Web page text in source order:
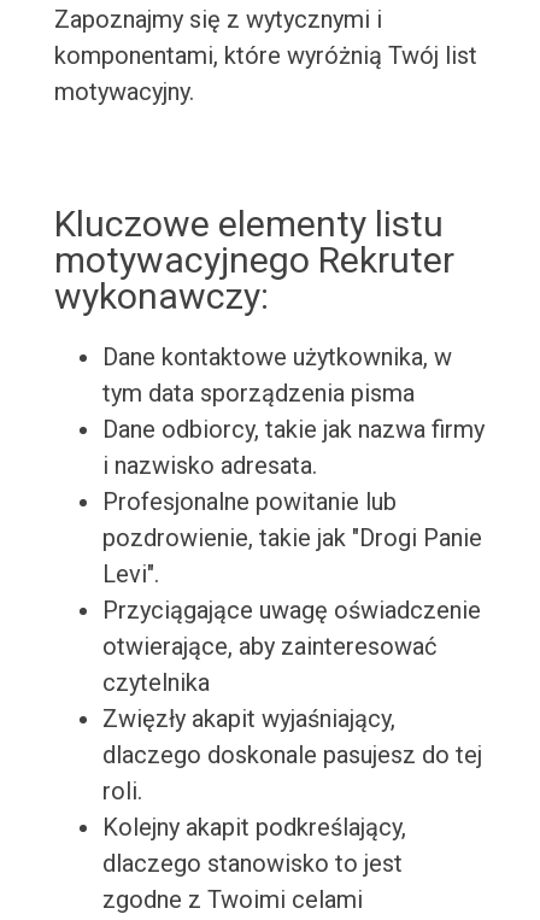
Zapoznajmy się z wytycznymi i
komponentami, które wyróżnią Twój list
motywacyjny.
Kluczowe elementy listu
motywacyjnego Rekruter
wykonawczy:
Dane kontaktowe użytkownika, w
tym data sporządzenia pisma
Dane odbiorcy, takie jak nazwa firmy
i nazwisko adresata.
Profesjonalne powitanie lub
pozdrowienie, takie jak "Drogi Panie
Levi".
Przyciągające uwagę oświadczenie
otwierające, aby zainteresować
czytelnika
Zwięzły akapit wyjaśniający,
dlaczego doskonale pasujesz do tej
roli.
Kolejny akapit podkreślający,
dlaczego stanowisko to jest
zgodne z Twoimi celami